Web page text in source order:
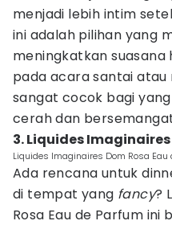
menjadi lebih intim
ini adalah pilihan yang
meningkatkan
pada acara santai atau
sangat cocok bagi
cerah dan
3. Liquides
Liquides Imaginaires Dom Rosa
Ada rencana untuk
di tempat yang fancy?
Rosa Eau de Parfum ini